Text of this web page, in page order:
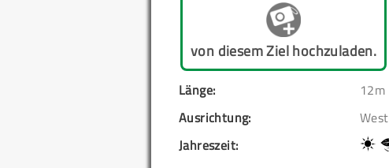
von diesem Ziel hochzuladen.
Länge:
12m
Ausrichtung:
West
Jahreszeit: